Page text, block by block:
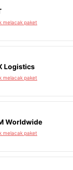
melacak paket
Logistics
melacak paket
Worldwide
melacak paket